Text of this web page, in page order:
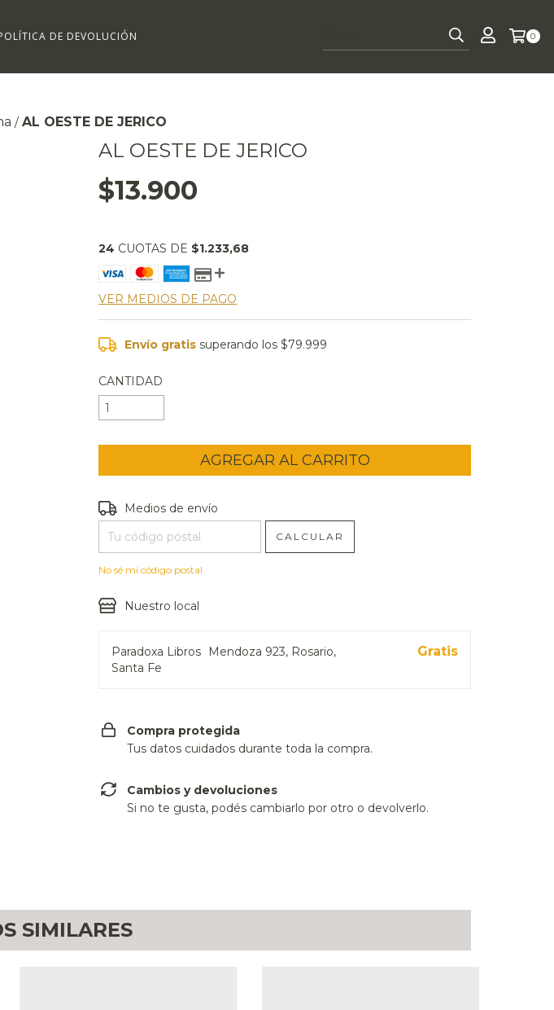
DE DEVOLUCIÓN 0
/ AL OESTE DE JERICO
AL OESTE DE JERICO
$13.900
24 CUOTAS DE $1.233,68
VER MEDIOS DE PAGO
Envío gratis superando los$79.999
CANTIDAD
Entregas para el CP:
Medios de envío
CALCULAR
No sé mi código postal
Nuestro local
Paradoxa Libros
Mendoza 923, Rosario,
Santa Fe
Gratis
Compra protegida
Tus datos cuidados durante toda la compra.
Cambios y devoluciones
Si no te gusta, podés cambiarlo por otro o devolverlo.
SIMILARES